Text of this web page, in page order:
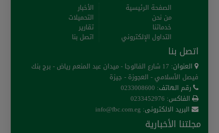
الصفحة الرئيسية
من نحن
خدماتنا
التداول الإلكتروني
الأخبار
التحميلات
تقارير
اتصل بنا
اتصل بنا
العنوان:
17 شارع الفالوجا - ميدان عبد المنعم رياض - برج بنك
فيصل الأسلامي - العجوزة - جيزة
رقم الهاتف:
الفاكس:
البريد الالكترونى: info@fbc.com.eg
مجلتنا الأخبارية